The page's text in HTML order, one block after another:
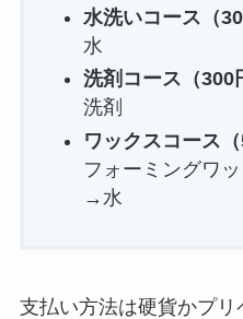
水洗いコース（
水
洗剤コース（300
洗剤
ワックスコース
フォーミングワ
→水
支払い方法は硬貨かプ